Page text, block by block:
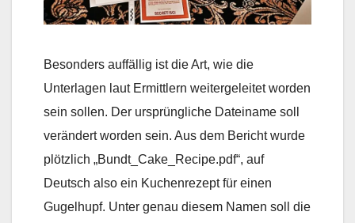
Besonders auffällig ist die Art, wie die
Unterlagen laut Ermittlern weitergeleitet worden
sein sollen. Der ursprüngliche Dateiname soll
verändert worden sein. Aus dem Bericht wurde
plötzlich „Bundt_Cake_Recipe.pdf“, auf
Deutsch also ein Kuchenrezept für einen
Gugelhupf. Unter genau diesem Namen soll die